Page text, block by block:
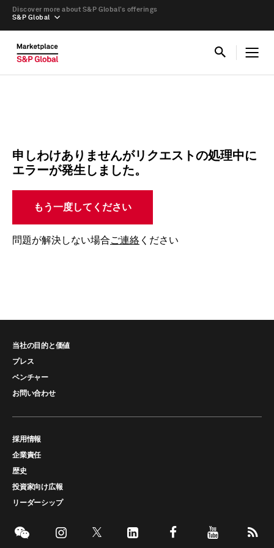
S&P Global
Discover more about S&P Global’s offerings
申しわけありませんがリクエストの処理中に
エラーが発生しました。
もう一度してください
問題が解決しない場合ご連絡 ください
当社の目的と価値
プレス
ベンチャー
お問い合わせ
採用情報
企業責任
歴史
投資家向け広報
リーダーシップ